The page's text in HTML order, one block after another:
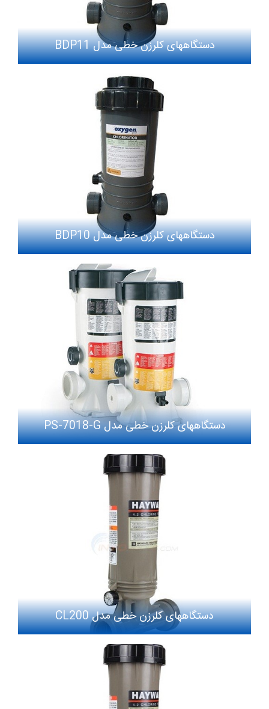
دستگاههای کلرزن خطی مدل BDP11
دستگاههای کلرزن خطی مدل BDP10
دستگاههای کلرزن خطی مدل PS-7018-G
دستگاههای کلرزن خطی مدل CL200